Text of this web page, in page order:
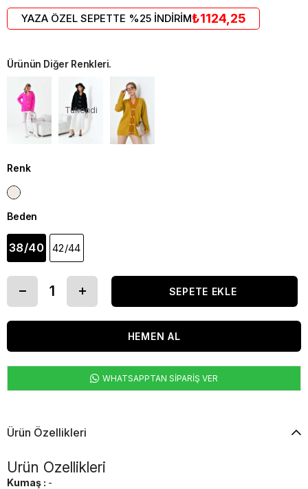
YAZA ÖZEL SEPETTE %25 İNDİRİM₺1124,25
Ürünün Diğer Renkleri.
Tükendi
Renk
Beden
38/40 42/44
WHATSAPPTAN SİPARİŞ VER
Ürün Özellikleri
Ürün Özellikleri
Kumaş : -